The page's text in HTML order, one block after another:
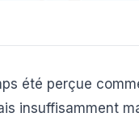
été perçue
insuffisamment